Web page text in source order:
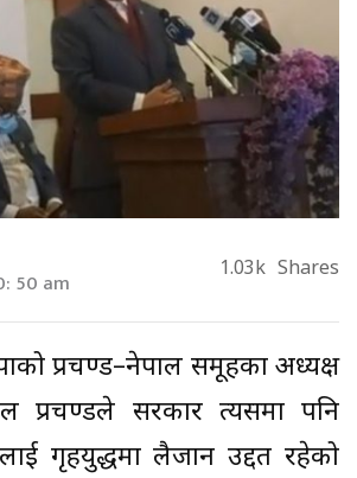
50 am 1.03k Shares
प्रचण्ड–नेपाल समूहका अध्यक्ष
प्रचण्डले सरकार त्यसमा पनि
गृहयुद्धमा लैजान उद्दत रहेको